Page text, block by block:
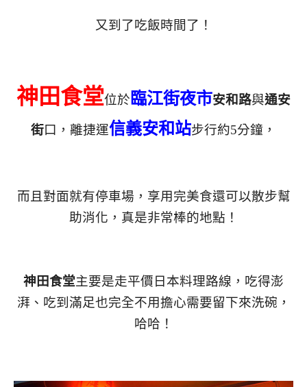
又到了吃飯時間了！
神田食堂位於 臨江街夜市安和路與通安
街口，離捷運信義安和站步行約5分鐘，
而且對面就有停車場，享用完美食還可以散步幫
助消化，真是非常棒的地點！
神田食堂主要是走平價日本料理路線，吃得澎
湃、吃到滿足也完全不用擔心需要留下來洗碗，
哈哈！